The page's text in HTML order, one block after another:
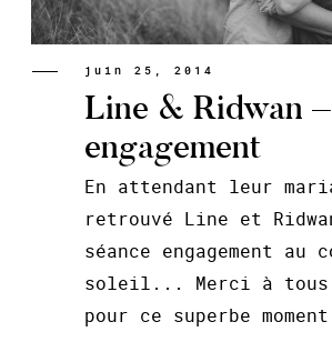
juin 25, 2014
Line & Ridwan –
engagement
En attendant leur
retrouvé Line et
séance engagement au
soleil... Merci à tous
pour ce superbe